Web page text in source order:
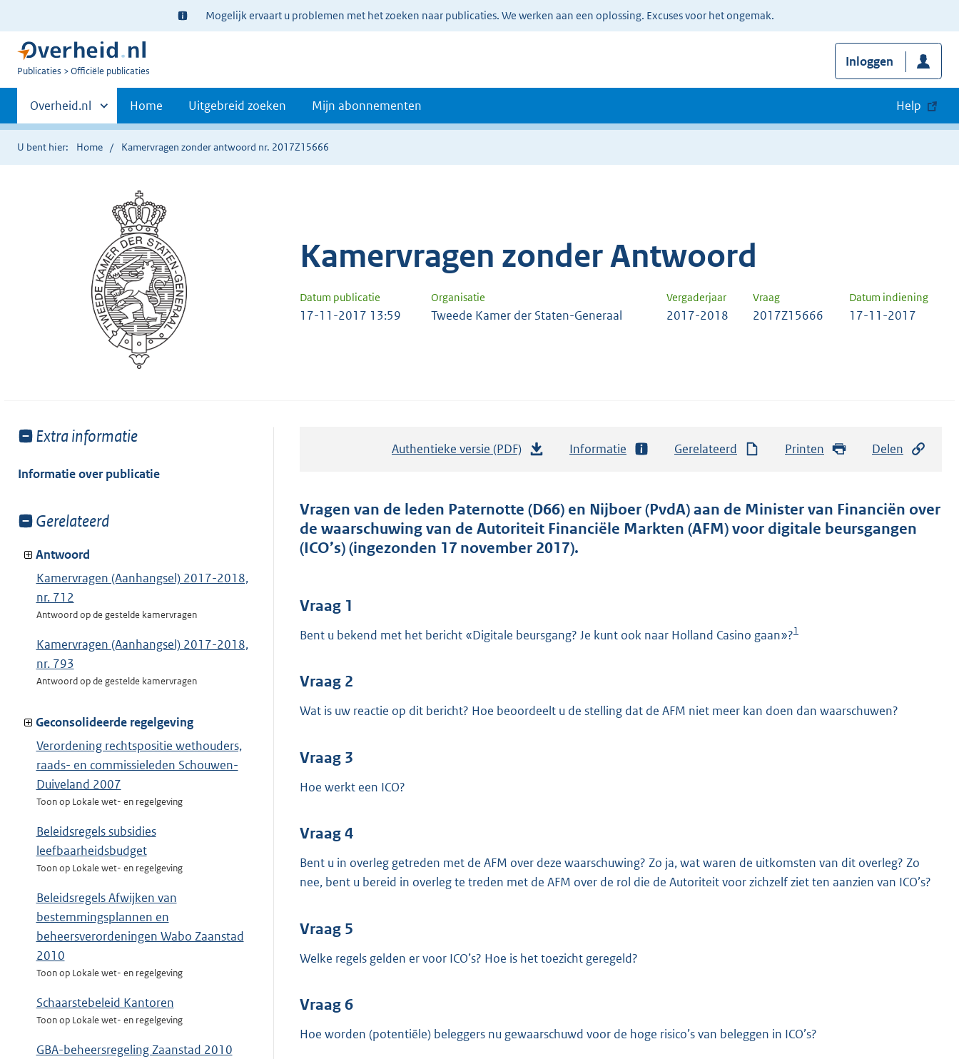
Ter
informatie:
Mogelijk ervaart u problemen met het zoeken naar publicaties. We werken aan een oplossing. Excuses voor het ongemak.
U
Publicaties Officiële publicaties
Inloggen
Primaire
navigatie
Andere
sites
binnen
Overheid.nl Home Uitgebreid zoeken Mijn abonnementen Help
U bent hier: Home Kamervragen zonder antwoord nr. 2017Z15666
Kamervragen zonder Antwoord
Datum publicatie Organisatie Vergaderjaar Vraag Datum indiening
17-11-2017 13:59 Tweede Kamer der Staten-Generaal 2017-2018 2017Z15666 17-11-2017
Toon
van:
Extra informatie
Informatie over publicatie
Toon
van:
Gerelateerd
Antwoord
Kamervragen (Aanhangsel) 2017-2018,
nr. 712
Antwoord op de gestelde kamervragen
Kamervragen (Aanhangsel) 2017-2018,
nr. 793
Antwoord op de gestelde kamervragen
Geconsolideerde regelgeving
Verordening rechtspositie wethouders,
raads- en commissieleden Schouwen-
Duiveland 2007
Toon op Lokale wet- en regelgeving
Beleidsregels subsidies
leefbaarheidsbudget
Toon op Lokale wet- en regelgeving
Beleidsregels Afwijken van
bestemmingsplannen en
beheersverordeningen Wabo Zaanstad
2010
Toon op Lokale wet- en regelgeving
Schaarstebeleid Kantoren
Toon op Lokale wet- en regelgeving
GBA-beheersregeling Zaanstad 2010
Authentieke versie (PDF)
t
a
n
o
e
Informatie Gerelateerd Printen Delen
Vragen van de leden Paternotte (D66) en Nijboer (PvdA) aan de Minister van Financiën over
de waarschuwing van de Autoriteit Financiële Markten (AFM) voor digitale beursgangen
(ICO’s) (ingezonden 17 november 2017).
Vraag 1
Bent u bekend met het bericht «Digitale beursgang? Je kunt ook naar Holland Casino gaan»?1
Vraag 2
Wat is uw reactie op dit bericht? Hoe beoordeelt u de stelling dat de AFM niet meer kan doen dan waarschuwen?
Vraag 3
Hoe werkt een ICO?
Vraag 4
Bent u in overleg getreden met de AFM over deze waarschuwing? Zo ja, wat waren de uitkomsten van dit overleg? Zo
nee, bent u bereid in overleg te treden met de AFM over de rol die de Autoriteit voor zichzelf ziet ten aanzien van ICO’s?
Vraag 5
Welke regels gelden er voor ICO’s? Hoe is het toezicht geregeld?
Vraag 6
Hoe worden (potentiële) beleggers nu gewaarschuwd voor de hoge risico’s van beleggen in ICO’s?